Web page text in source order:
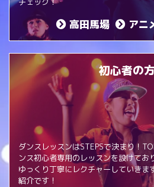
高田馬場 アニ
初心者の
ダンスレッスンはSTEPSで決まり！
ンス初心者専用のレッスンを設けてお
ゆっくり丁寧にレクチャーしていきま
紹介です！